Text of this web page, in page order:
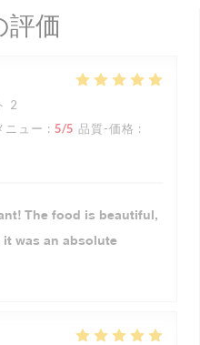
評価
2
ニュー : 5/5 品質-価格 :
The food is beautiful,
was an absolute